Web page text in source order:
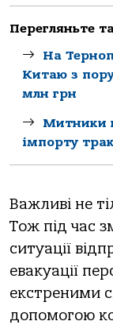
Перегляньте
На
Китаю з
млн грн
Митники
імпорту
Важливі не
Тож під час
ситуації
евакуації
екстреними
допомогою